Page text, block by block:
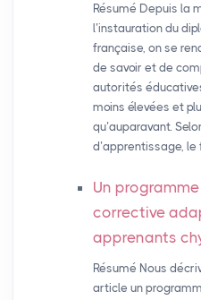
Résumé Depuis la
l’instauration du
française, on se
de savoir et de
autorités
moins élevées et
qu’auparavant.
d’apprentissage,
Un
corrective
apprenants
Résumé Nous
article un